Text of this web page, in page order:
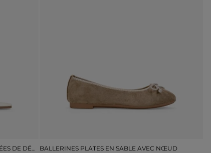
SANDALES PLATES BEIGES À BOUT ORNÉES DE DÉCORATIONS MÉTALLIQUES
BALLERINES PLATES EN SABLE AVEC NŒUD